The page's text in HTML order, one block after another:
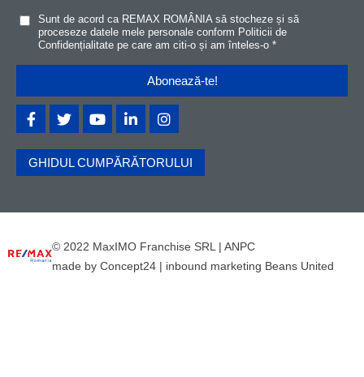
Sunt de acord ca REMAX ROMÂNIA să stocheze și să
proceseze datele mele personale conform Politicii de
Confidențialitate pe care am citi-o și am înteles-o *
GHIDUL CUMPĂRĂTORULUI
© 2022 MaxIMO Franchise SRL | ANPC
made by Concept24| inbound marketing Beans United